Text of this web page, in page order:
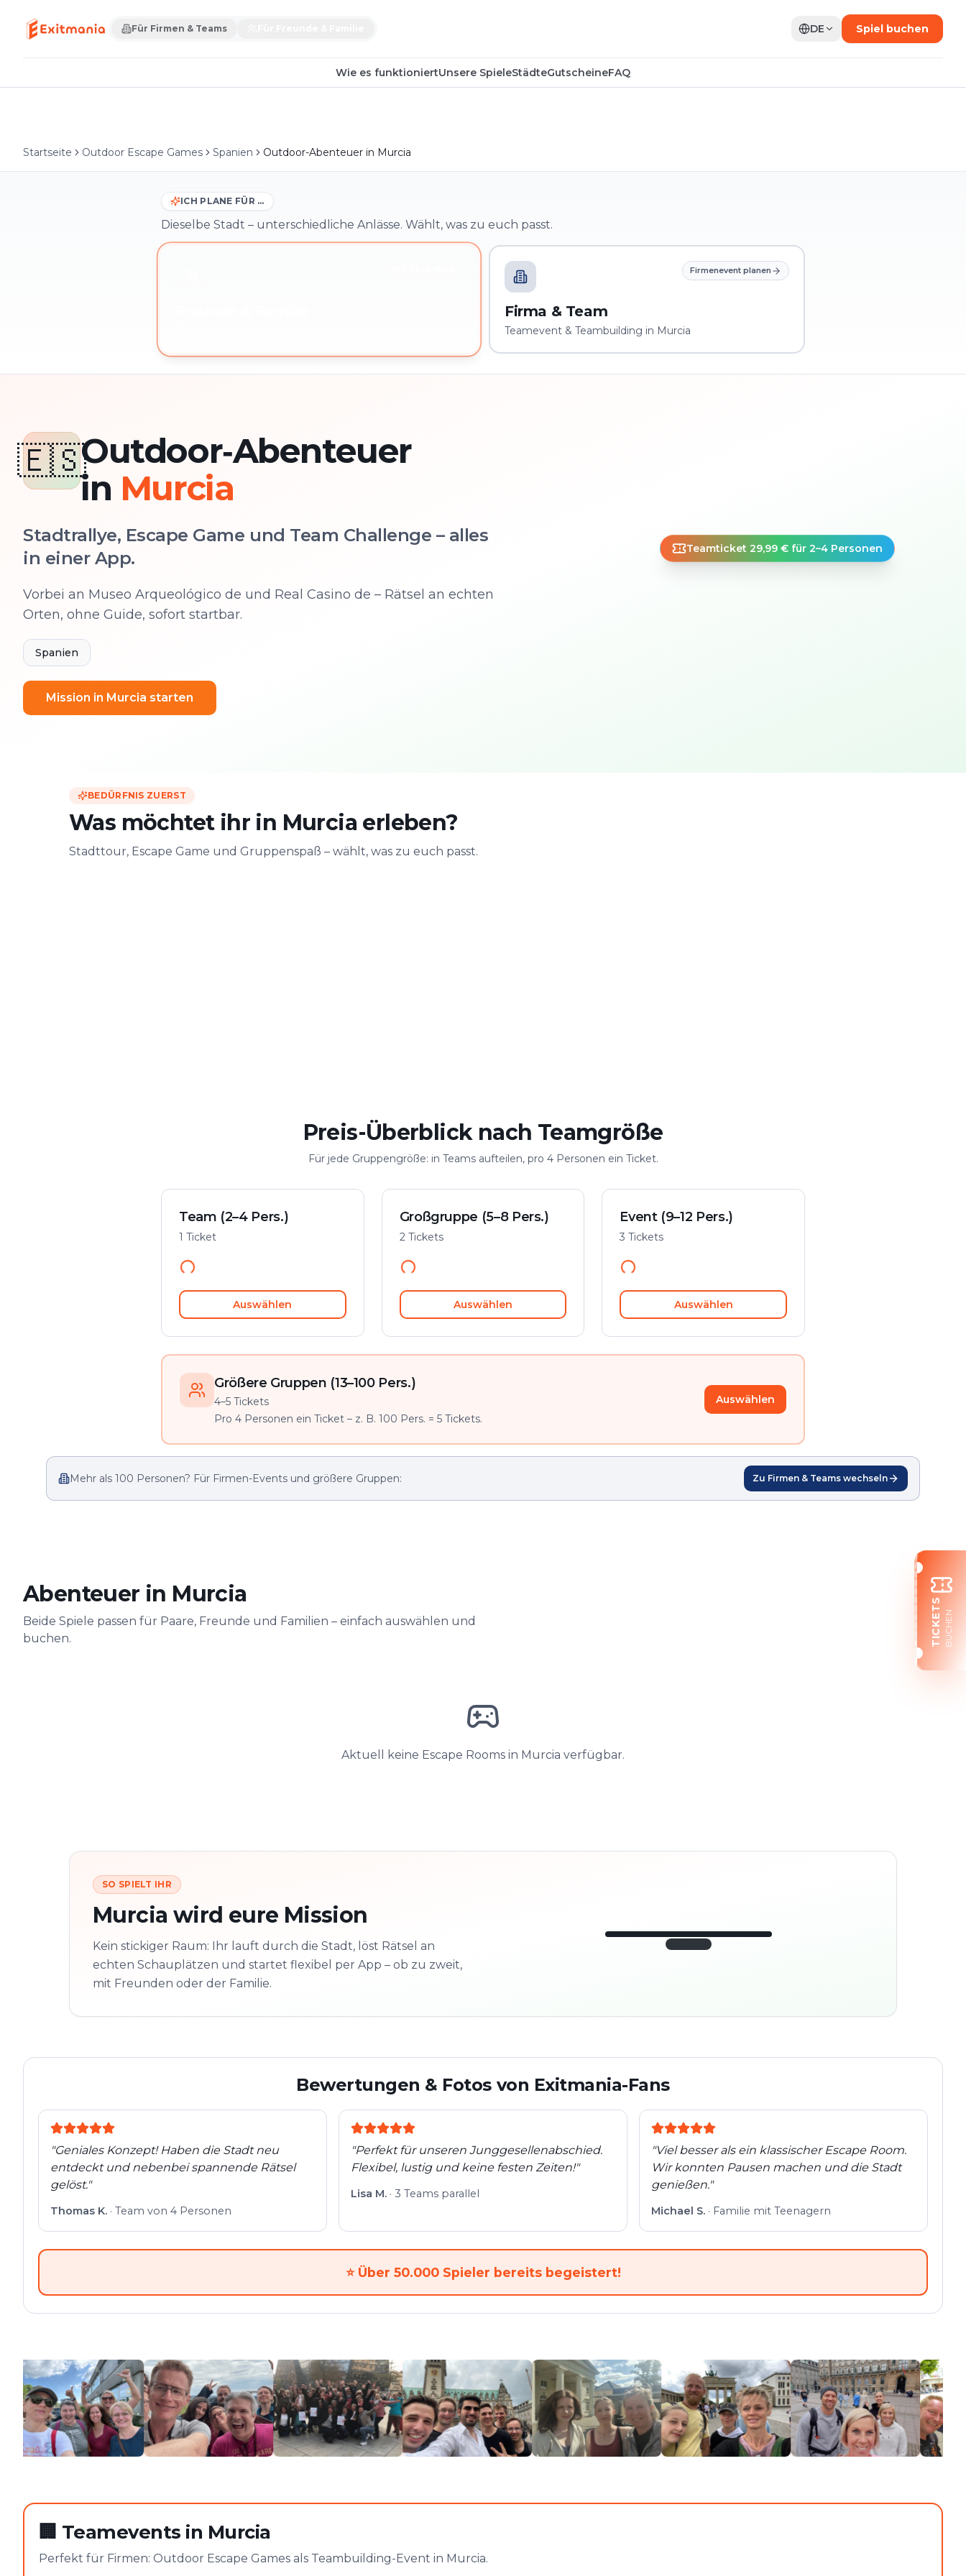
Für Firmen & Teams DE Spiel buchen
Wie es funktioniertUnsere SpieleStädteGutscheineFAQ
Startseite Outdoor Escape Games Spanien Outdoor-Abenteuer in Murcia
ICH PLANE FÜR …
Dieselbe Stadt – unterschiedliche Anlässe. Wählt, was zu euch passt.
Firmenevent planen
Firma & Team
Teamevent & Teambuilding in Murcia
🇪🇸Outdoor‑Abenteuer
in Murcia
Stadtrallye, Escape Game und Team Challenge – alles
in einer App.
Vorbei an Museo Arqueológico de und Real Casino de – Rätsel an echten
Orten, ohne Guide, sofort startbar.
Spanien
Mission in Murcia starten
Teamticket 29,99 € für 2–4 Personen
BEDÜRFNIS ZUERST
Was möchtet ihr in Murcia erleben?
Stadttour, Escape Game und Gruppenspaß – wählt, was zu euch passt.
Preis-Überblick nach Teamgröße
Für jede Gruppengröße: in Teams aufteilen, pro 4 Personen ein Ticket.
Team (2–4 Pers.)
1 Ticket
Auswählen
Großgruppe (5–8 Pers.)
2 Tickets
Auswählen
Event (9–12 Pers.)
3 Tickets
Auswählen
Größere Gruppen (13–100 Pers.)
4–5 Tickets
Pro 4 Personen ein Ticket – z. B. 100 Pers. = 5 Tickets.
Auswählen
Mehr als 100 Personen? Für Firmen-Events und größere Gruppen: Zu Firmen & Teams wechseln
Abenteuer in Murcia
Beide Spiele passen für Paare, Freunde und Familien – einfach auswählen und
buchen.
Aktuell keine Escape Rooms in Murcia verfügbar.
SO SPIELT IHR
Murcia wird eure Mission
Kein stickiger Raum: Ihr lauft durch die Stadt, löst Rätsel an
echten Schauplätzen und startet flexibel per App – ob zu zweit,
mit Freunden oder der Familie.
Altstadt
Bewertungen & Fotos von Exitmania-Fans
"Geniales Konzept! Haben die Stadt neu
entdeckt und nebenbei spannende Rätsel
gelöst."
Thomas K. · Team von 4 Personen
"Perfekt für unseren Junggesellenabschied.
Flexibel, lustig und keine festen Zeiten!"
Lisa M. · 3 Teams parallel
"Viel besser als ein klassischer Escape Room.
Wir konnten Pausen machen und die Stadt
genießen."
Michael S. · Familie mit Teenagern
⭐ Über 50.000 Spieler bereits begeistert!
🏢 Teamevents in Murcia
Perfekt für Firmen: Outdoor Escape Games als Teambuilding-Event in Murcia.
TICKETSBUCHEN